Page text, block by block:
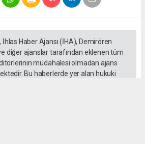
Haber Ajansı (İHA), Demirören
diğer ajanslar tarafından eklenen tüm
müdahalesi olmadan ajans
Bu haberlerde yer alan hukuki